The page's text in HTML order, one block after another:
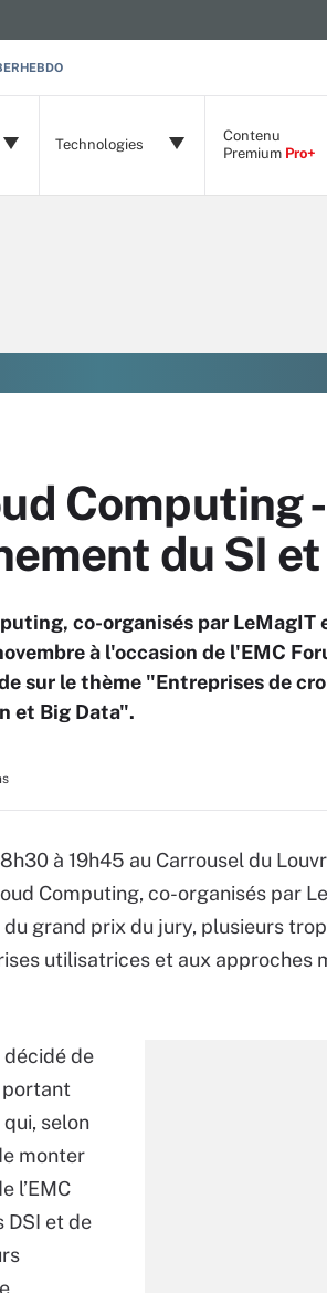
Technologies
Contenu
Premium Pro+
Computing
du SI
co-organisés par LeMagIT
à l'occasion de l'EMC
sur le thème "Entreprises de
et Big Data".
à 19h45 au Carrousel du
Computing, co-organisés par
du grand prix du jury, plusieurs
utilisatrices et aux approches
de
portant
selon
monter
l’EMC
DSI et de